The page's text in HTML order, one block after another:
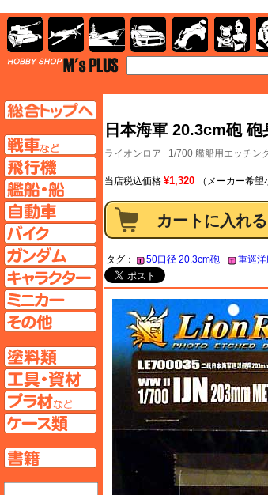
日本海軍 20.3cm砲
ライオンロア 1/700 艦船用エッチン
当店税込価格 ¥1,320 （メーカー希
タグ： 50口径 20.3cm砲 重巡
AFV
艦船ページへ
自動車ページへ
バイクページへ
キャラクターページへ
その他ページへ
塗料ページへ
工具ページへ
プラ材ページへ
ケースページへ
メーカー一覧のページはこちら
AFV 飛行機 艦船 自動車 バイク キ